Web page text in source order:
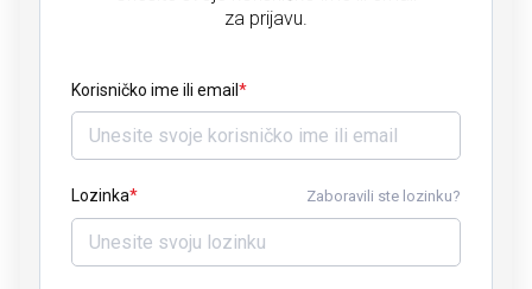
za prijavu.
Korisničko ime ili email
Lozinka Zaboravili ste lozinku?